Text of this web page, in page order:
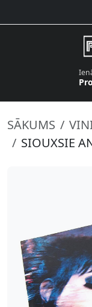
SĀKUMS
SIOUXSIE